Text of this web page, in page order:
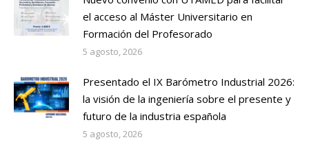
el acceso al Máster Universitario en
Formación del Profesorado
5 agosto, 2026
Presentado el IX Barómetro Industrial 2026:
la visión de la ingeniería sobre el presente y
futuro de la industria española
5 agosto, 2026